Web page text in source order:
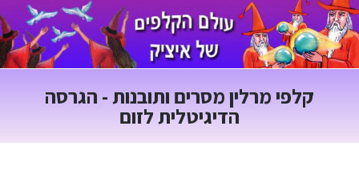
טורנט
הקמת
אתרים
קלפי מרלין מסרים ותובנות - הגרסה
הדיגיטלית לזום